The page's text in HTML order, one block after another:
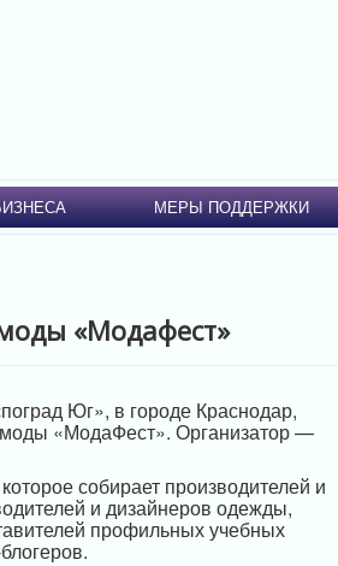
МЕРЫ ПОДДЕРЖКИ
«Модафест»
Юг», в городе Краснодар,
«МодаФест». Организатор —
собирает производителей и
и дизайнеров одежды,
профильных учебных